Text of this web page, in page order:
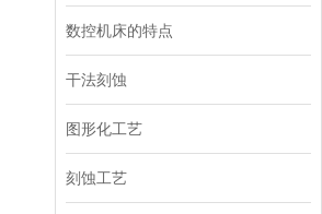
数控机床的特点
干法刻蚀
图形化工艺
刻蚀工艺